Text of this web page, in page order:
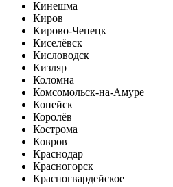
Кинешма
Киров
Кирово-Чепецк
Киселёвск
Кисловодск
Кизляр
Коломна
Комсомольск-на-Амуре
Копейск
Королёв
Кострома
Ковров
Краснодар
Красногорск
Красногвардейское